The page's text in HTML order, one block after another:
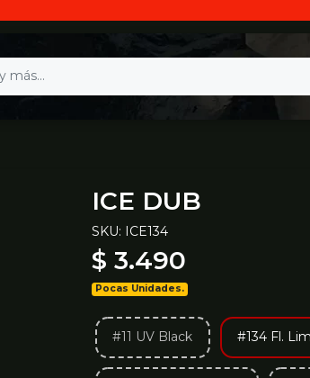
ICE DUB
SKU: ICE134
$ 3.490
Pocas Unidades.
#11 UV Black #134 Fl.